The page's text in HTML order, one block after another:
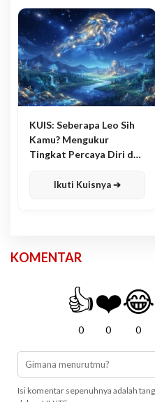
KUIS: Seberapa Leo Sih
Kamu? Mengukur
Tingkat Percaya Diri dan
Ikuti Kuisnya ➔
KOMENTAR
👍
0
❤️
0
😂
0
Isi komentar sepenuhnya adalah